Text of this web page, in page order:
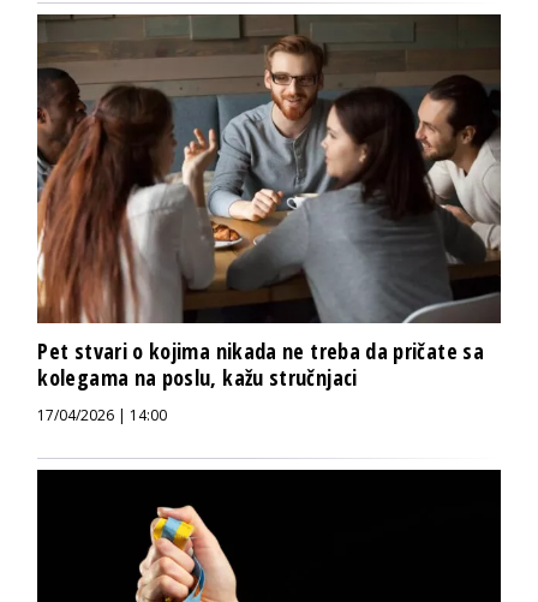
Pet stvari o kojima nikada ne treba da pričate sa
kolegama na poslu, kažu stručnjaci
17/04/2026 | 14:00